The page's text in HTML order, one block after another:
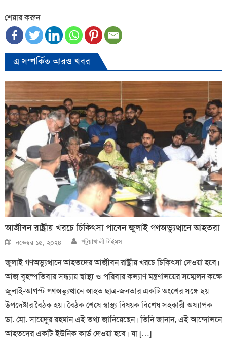
শেয়ার করুন
এ সম্পর্কিত আরও খবর
আজীবন রাষ্ট্রীয় খরচে চিকিৎসা পাবেন জুলাই গণঅভ্যুত্থানে আহতরা
Posted
on
নভেম্বর ১৫, ২০২৪ Author
পটুয়াখালী টাইমস
জুলাই গণঅভ্যুত্থানে আহতদের আজীবন রাষ্ট্রীয় খরচে চিকিৎসা দেওয়া হবে।
আজ বৃহস্পতিবার সন্ধ্যায় স্বাস্থ্য ও পরিবার কল্যাণ মন্ত্রণালয়ের সম্মেলন কক্ষে
জুলাই-আগস্ট গণঅভ্যুত্থানে আহত ছাত্র-জনতার একটি অংশের সঙ্গে ছয়
উপদেষ্টার বৈঠক হয়। বৈঠক শেষে স্বাস্থ্য বিষয়ক বিশেষ সহকারী অধ্যাপক
ডা. মো. সায়েদুর রহমান এই তথ্য জানিয়েছেন। তিনি জানান, এই আন্দোলনে
আহতদের একটি ইউনিক কার্ড দেওয়া হবে। যা […]